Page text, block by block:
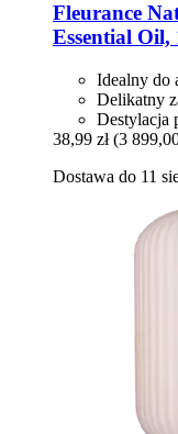
Fleurance
Essential Oil,
Idealny do
Delikatny
Destylacja
38,99 zł (3
Dostawa do 11